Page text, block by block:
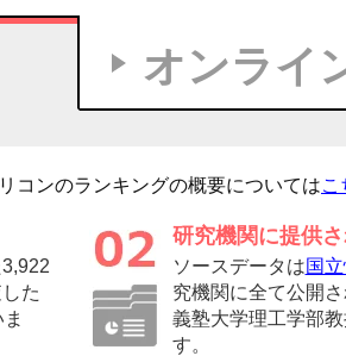
オンライ
コンのランキングの概要についてはこ
た
研究機関に提供
ソースデータは国
究機関に全て公開
義塾大学理工学部
す。